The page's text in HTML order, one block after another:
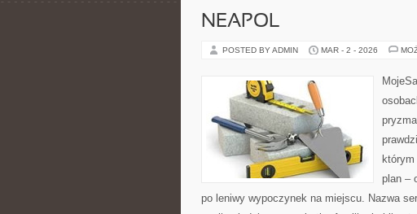
NEAPOL
POSTED BY ADMIN MAR - 2 - 2026
plan –
po leniwy wypoczynek na miejscu. Nazwa